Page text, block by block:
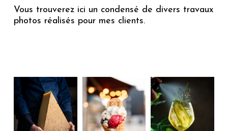
Vous trouverez ici un condensé de divers travaux
photos réalisés pour mes clients.